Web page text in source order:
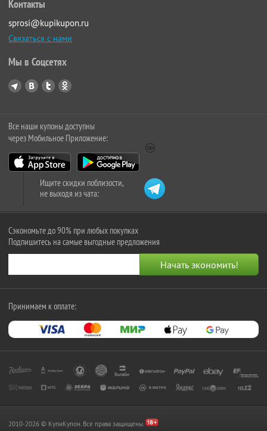
Контакты
sprosi@kupikupon.ru
Связаться с нами
Мы в Соцсетях
Все наши купоны доступны
через Мобильное Приложение:
Ищите скидки поблизости,
не выходя из чата:
Сэкономьте до 90% при любых покупках
Подпишитесь на самые выгодные предложения
Принимаем к оплате:
2010-2026 © КупиКупон. Все права защищены.